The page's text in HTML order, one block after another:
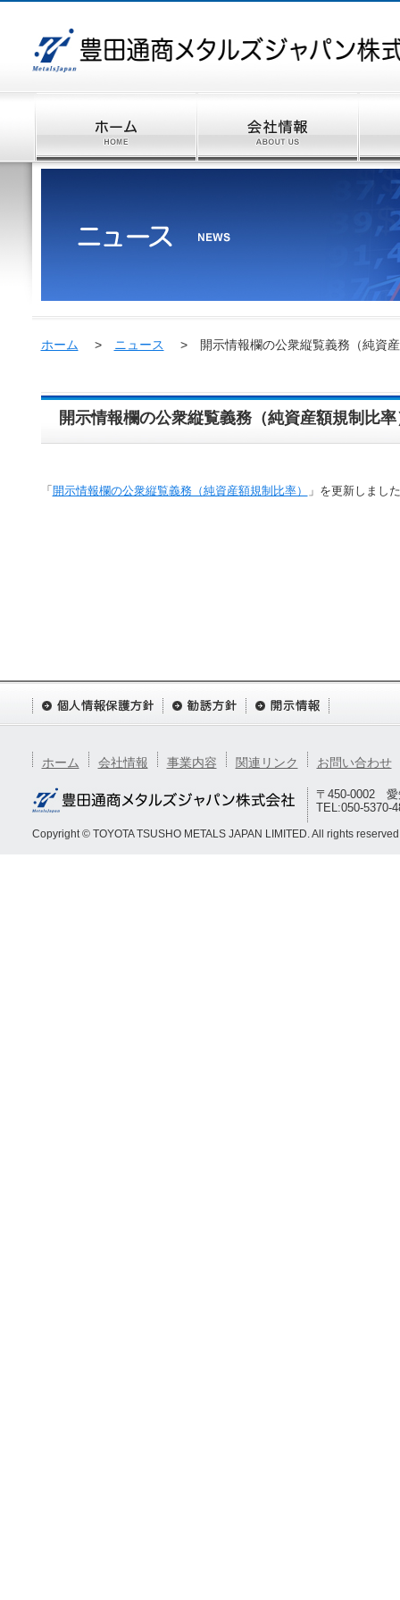
ホーム > ニュース > 開示情報欄の公衆縦覧義務（純資産
開示情報欄の公衆縦覧義務（純資産額規制比
「 開示情報欄の公衆縦覧義務（純資産額規制比率） 」を更新しまし
ホーム 会社情報 事業内容 関連リンク お問い合わせ
〒450-0002 愛
TEL:050-5370-
Copyright © TOYOTA TSUSHO METALS JAPAN LIMITED. All rights